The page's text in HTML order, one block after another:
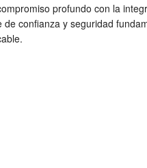
profundo con la
confianza y seguridad